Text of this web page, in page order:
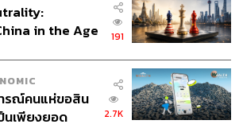
มนัส ทาศิริ
น้ำท่วมขัง
เวียงกุมกาม
in the Age
191
ารณ์คนแห่ขอสิน
นเพียงยอด
2.7K